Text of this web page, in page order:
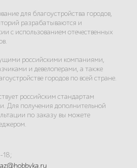
для благоустройства городов,
разрабатываются и
с использованием отечественных
российскими компаниями,
и девелоперами, а также
городов по всей стране.
российским стандартам
Для получения дополнительной
по заказу вы можете
18;